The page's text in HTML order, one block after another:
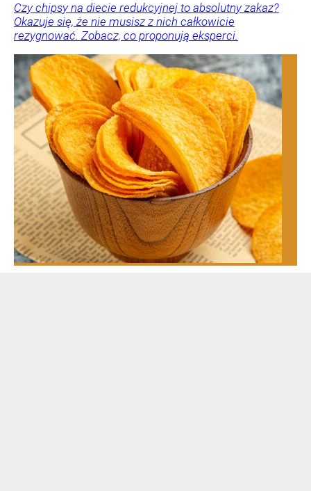
Czy chipsy na diecie redukcyjnej to absolutny zakaz?
Okazuje się, że nie musisz z nich całkowicie
rezygnować. Zobacz, co proponują eksperci.